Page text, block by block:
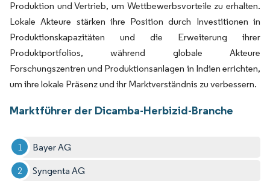
Produktion und Vertrieb, um Wettbewerbsvorteile zu erhalten.
Lokale Akteure stärken ihre Position durch Investitionen in
Produktionskapazitäten und die Erweiterung ihrer
Produktportfolios, während globale Akteure
Forschungszentren und Produktionsanlagen in Indien errichten,
um ihre lokale Präsenz und ihr Marktverständnis zu verbessern.
Marktführer der Dicamba-Herbizid-Branche
Bayer AG
Syngenta AG